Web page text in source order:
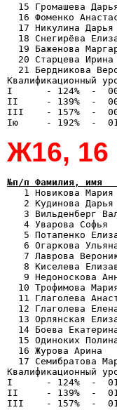
15 Громашева
16 Фоменко
17 Никулина
18 Снегирёва
19 Баженова
20 Старцева
21 Бердникова
Квалификационный
I      - 124%  -
II     - 139%  -
III    - 157%  -
Ж16, 16
№п/п Фамилия,
1 Новикова
2 Кудинова
3 Вильденберг
4 Уварова Софья
5 Потапенко
6 Огаркова
7 Лаврова
8 Киселева
9 Недоноскова
10 Трофимова
11 Глаголева
12 Глаголева
13 Орлянская
14 Боева
15 Одиноких
16 Журова
17
Квалификационный
I      - 124%  -
II     - 139%  -